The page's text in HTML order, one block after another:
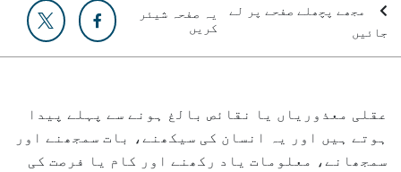
یہ صفحہ شیئر
کریں
مجھے پچھلے صفحے پر لے
جائیں
عقلی معذوریاں یا نقائص بالغ ہونے سے پہلے پیدا
ہوتے ہیں اور یہ انسان کی سیکھنے، بات سمجھنے اور
سمجھانے، معلومات یاد رکھنے اور کام یا فرصت کی